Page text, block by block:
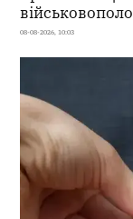
08-08-2026, 10:03